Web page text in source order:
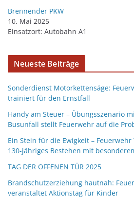
Brennender PKW
10. Mai 2025
Einsatzort: Autobahn A1
Neueste Beiträge
Sonderdienst Motorkettensäge:
trainiert für den Ernstfall
Handy am Steuer – Übungsszenario
Busunfall stellt Feuerwehr auf die
Ein Stein für die Ewigkeit –
130-jähriges Bestehen mit
TAG DER OFFENEN TÜR 2025
Brandschutzerziehung hautnah:
veranstaltet Aktionstag für Kinder